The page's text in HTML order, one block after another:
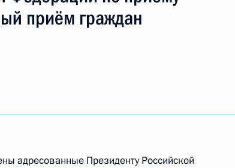
Российской Федерации по приёму граждан
приём граждан
адресованные Президенту Российской